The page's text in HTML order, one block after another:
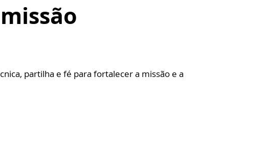
partilha e fé para fortalecer a missão e a